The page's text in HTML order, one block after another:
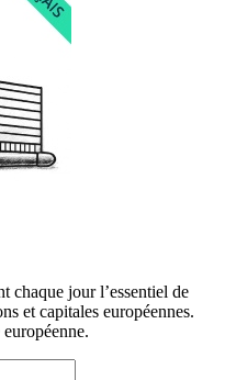
chaque jour l’essentiel de
et capitales européennes.